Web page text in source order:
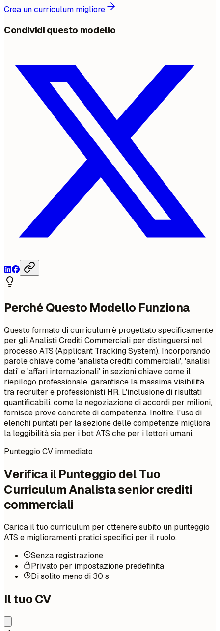
Crea un curriculum migliore
Condividi questo modello
Perché Questo Modello Funziona
Questo formato di curriculum è progettato specificamente
per gli Analisti Crediti Commerciali per distinguersi nel
processo ATS (Applicant Tracking System). Incorporando
parole chiave come 'analista crediti commerciali', 'analisi
dati' e 'affari internazionali' in sezioni chiave come il
riepilogo professionale, garantisce la massima visibilità
tra recruiter e professionisti HR. L'inclusione di risultati
quantificabili, come la negoziazione di accordi per milioni,
fornisce prove concrete di competenza. Inoltre, l'uso di
elenchi puntati per la sezione delle competenze migliora
la leggibilità sia per i bot ATS che per i lettori umani.
Punteggio CV immediato
Verifica il Punteggio del Tuo
Curriculum Analista senior crediti
commerciali
Carica il tuo curriculum per ottenere subito un punteggio
ATS e miglioramenti pratici specifici per il ruolo.
Senza registrazione
Privato per impostazione predefinita
Di solito meno di 30 s
Il tuo CV